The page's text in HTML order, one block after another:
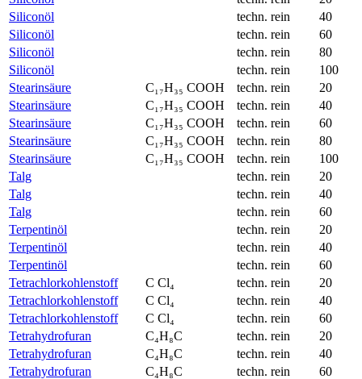
Siliconöl
techn. rein
40
Siliconöl
techn. rein
60
Siliconöl
techn. rein
80
Siliconöl
techn. rein
100
Stearinsäure
C₁₇H₃₅ COOH techn. rein
20
Stearinsäure
C₁₇H₃₅ COOH techn. rein
40
Stearinsäure
C₁₇H₃₅ COOH techn. rein
60
Stearinsäure
C₁₇H₃₅ COOH techn. rein
80
Stearinsäure
C₁₇H₃₅ COOH techn. rein
100
Talg
techn. rein
20
Talg
techn. rein
40
Talg
techn. rein
60
Terpentinöl
techn. rein
20
Terpentinöl
techn. rein
40
Terpentinöl
techn. rein
60
Tetrachlorkohlenstoff
C Cl₄ techn. rein
20
Tetrachlorkohlenstoff
C Cl₄ techn. rein
40
Tetrachlorkohlenstoff
C Cl₄ techn. rein
60
Tetrahydrofuran
C₄H₈C techn. rein
20
Tetrahydrofuran
C₄H₈C techn. rein
40
Tetrahydrofuran
C₄H₈C techn. rein
60